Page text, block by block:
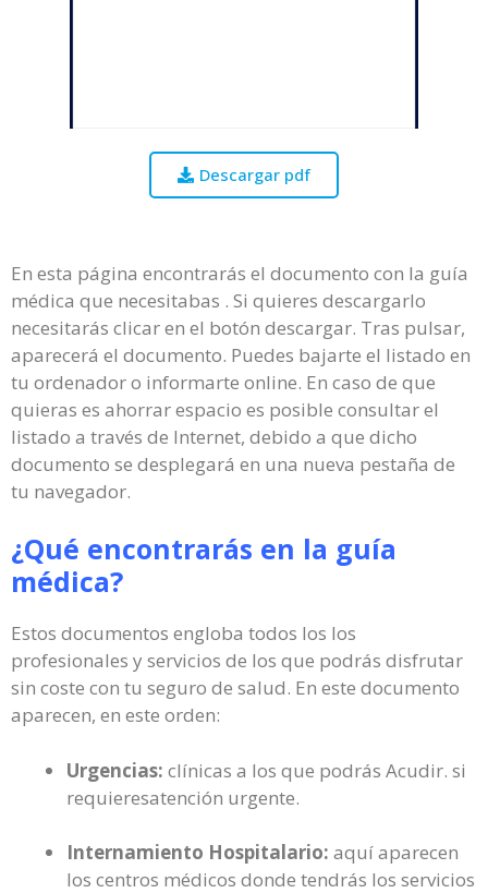
Descargar pdf
En esta página encontrarás el documento con la guía
médica que necesitabas . Si quieres descargarlo
necesitarás clicar en el botón descargar. Tras pulsar,
aparecerá el documento. Puedes bajarte el listado en
tu ordenador o informarte online. En caso de que
quieras es ahorrar espacio es posible consultar el
listado a través de Internet, debido a que dicho
documento se desplegará en una nueva pestaña de
tu navegador.
¿Qué encontrarás en la guía
médica?
Estos documentos engloba todos los los
profesionales y servicios de los que podrás disfrutar
sin coste con tu seguro de salud. En este documento
aparecen, en este orden:
Urgencias: clínicas a los que podrás Acudir. si
requieresatención urgente.
Internamiento Hospitalario: aquí aparecen
los centros médicos donde tendrás los servicios